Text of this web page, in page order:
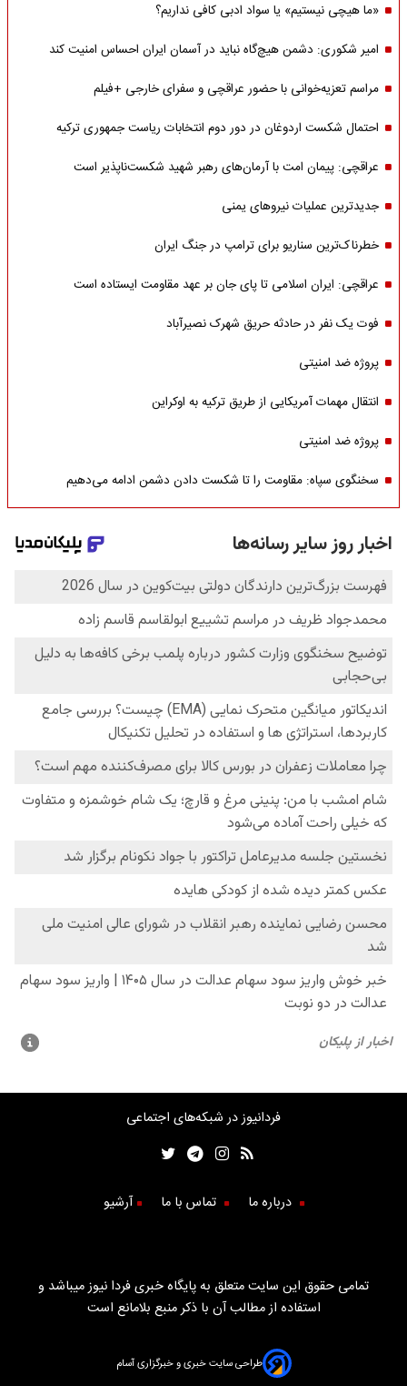
«ما هیچی نیستیم» یا سواد ادبی کافی نداریم؟
امیر شکوری: دشمن هیچ‌گاه نباید در آسمان ایران احساس امنیت کند
مراسم تعزیه‌خوانی با حضور عراقچی و سفرای خارجی +فیلم
احتمال شکست اردوغان در دور دوم انتخابات ریاست جمهوری ترکیه
عراقچی: پیمان امت با آرمان‌های رهبر شهید شکست‌ناپذیر است
جدیدترین عملیات نیروهای یمنی
خطرناک‌ترین سناریو برای ترامپ در جنگ ایران
عراقچی: ایران اسلامی تا پای جان بر عهد مقاومت ایستاده است
فوت یک نفر در حادثه حریق شهرک نصیرآباد
پروژه ضد امنیتی
انتقال مهمات آمریکایی از طریق ترکیه به اوکراین
پروژه ضد امنیتی
سخنگوی سپاه: مقاومت را تا شکست دادن دشمن ادامه می‌دهیم
فردانیوز در شبکه‌های اجتماعی
درباره ما تماس با ما آرشیو
تمامی حقوق این سایت متعلق به پایگاه خبری فردا نیوز میباشد و
استفاده از مطالب آن با ذکر منبع بلامانع است
طراحی سایت خبری و خبرگزاری آسام